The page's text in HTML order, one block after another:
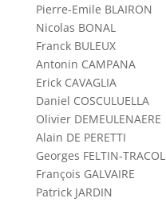
Pierre-Emile BLAIRON
Nicolas BONAL
Franck BULEUX
Antonin CAMPANA
Erick CAVAGLIA
Daniel COSCULUELLA
Olivier DEMEULENAERE
Alain DE PERETTI
Georges FELTIN-TRACOL
François GALVAIRE
Patrick JARDIN